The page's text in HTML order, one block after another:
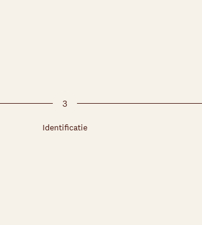
3
Identificatie